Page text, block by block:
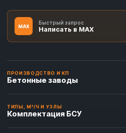
MAX
Быстрый запрос
Написать в MAX
ПРОИЗВОДСТВО И КП
Бетонные заводы
ТИПЫ, М³/Ч И УЗЛЫ
Комплектация БСУ